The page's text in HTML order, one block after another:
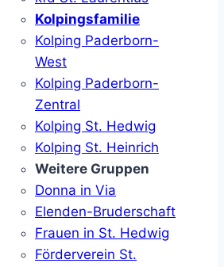
Kolpingsfamilie
Kolping Paderborn-
West
Kolping Paderborn-
Zentral
Kolping St. Hedwig
Kolping St. Heinrich
Weitere Gruppen
Donna in Via
Elenden-Bruderschaft
Frauen in St. Hedwig
Förderverein St.